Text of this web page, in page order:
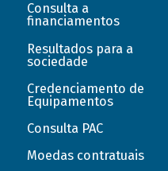
Consulta a
financiamentos
Resultados para a
sociedade
Credenciamento de
Equipamentos
Consulta PAC
Moedas contratuais